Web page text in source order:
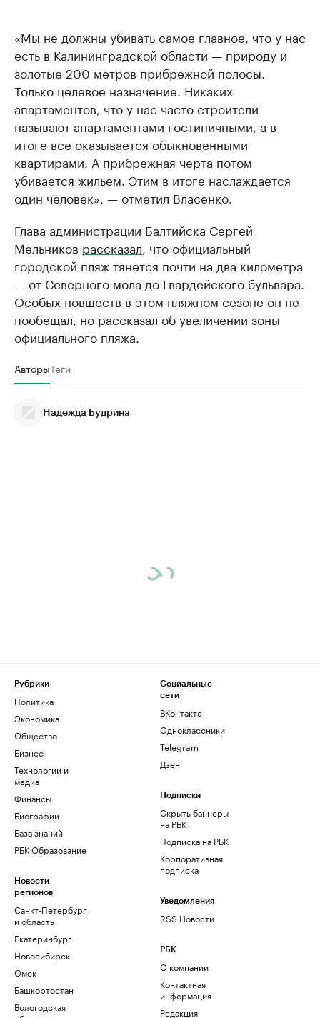
«Мы не должны убивать самое главное, что у нас
есть в Калининградской области — природу и
золотые 200 метров прибрежной полосы.
Только целевое назначение. Никаких
апартаментов, что у нас часто строители
называют апартаментами гостиничными, а в
итоге все оказывается обыкновенными
квартирами. А прибрежная черта потом
убивается жильем. Этим в итоге наслаждается
один человек», — отметил Власенко.
Глава администрации Балтийска Сергей
Мельников рассказал , что официальный
городской пляж тянется почти на два километра
— от Северного мола до Гвардейского бульвара.
Особых новшеств в этом пляжном сезоне он не
пообещал, но рассказал об увеличении зоны
официального пляжа.
АвторыТеги
Надежда Будрина
Рубрики
Политика
Экономика
Общество
Бизнес
Технологии и
медиа
Финансы
Биографии
База знаний
РБК Образование
Новости
регионов
Санкт-Петербург
и область
Екатеринбург
Новосибирск
Омск
Башкортостан
Вологодская
Социальные
сети
ВКонтакте
Одноклассники
Telegram
Дзен
Подписки
Скрыть баннеры
на РБК
Подписка на РБК
Корпоративная
подписка
Уведомления
RSS Новости
РБК
О компании
Контактная
информация
Редакция